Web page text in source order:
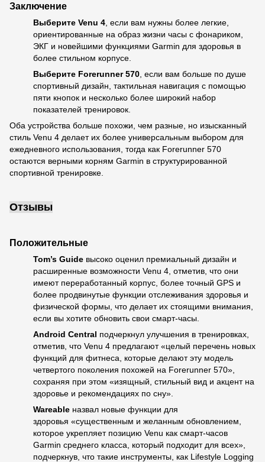
Заключение
Выберите Venu 4 , если вам нужны более легкие,
ориентированные на образ жизни часы с фонариком,
ЭКГ и новейшими функциями Garmin для здоровья в
более стильном корпусе.
Выберите Forerunner 570 , если вам больше по душе
спортивный дизайн, тактильная навигация с помощью
пяти кнопок и несколько более широкий набор
показателей тренировок.
Оба устройства больше похожи, чем разные, но изысканный
стиль Venu 4 делает их более универсальным выбором для
ежедневного использования, тогда как Forerunner 570
остаются верными корням Garmin в структурированной
спортивной тренировке.
Отзывы
Положительные
Tom’s Guide высоко оценил премиальный дизайн и
расширенные возможности Venu 4, отметив, что они
имеют переработанный корпус, более точный GPS и
более продвинутые функции отслеживания здоровья и
физической формы, что делает их стоящими внимания,
если вы хотите обновить свои смарт-часы.
Android Central подчеркнул улучшения в тренировках,
отметив, что Venu 4 предлагают «целый перечень новых
функций для фитнеса, которые делают эту модель
четвертого поколения похожей на Forerunner 570»,
сохраняя при этом «изящный, стильный вид и акцент на
здоровье и рекомендациях по сну».
Wareable назвал новые функции для
здоровья «существенным и желанным обновлением,
которое укрепляет позицию Venu как смарт-часов
Garmin среднего класса, который подходит для всех»,
подчеркнув, что такие инструменты, как Lifestyle Logging